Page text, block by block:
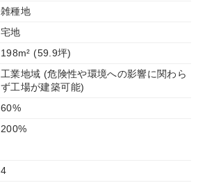
雑種地
宅地
198m² (59.9坪)
工業地域 (危険性や環境への影響に関わら
ず工場が建築可能)
60%
200%
4